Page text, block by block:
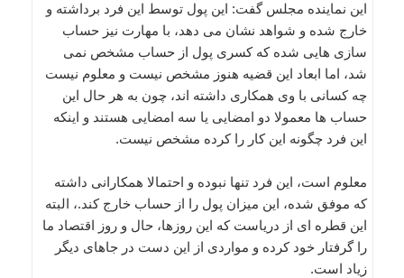
این نماینده مجلس گفت: این پول توسط این فرد برداشته و
خارج شده و شواهد نشان می دهد، با مهارت نیز حساب
سازی هایی شده که کسری پول از حساب مشخص نمی
شد، اما ابعاد این قضیه هنوز مشخص نیست و معلوم نیست
چه کسانی با وی همکاری داشته اند، چون به هر حال این
حساب ها معمولا دو امضایی یا سه امضایی هستند و اینکه
این فرد چگونه این کار را کرده مشخص نیست.
معلوم است، این فرد تنها نبوده و احتمالا همکارانی داشته
که موفق شده، این میزان پول را از حساب خارج کند.، البته
این قطره ای از دریاست که این روزها، حال و روز اقتصاد ما
را گرفتار خود کرده و مواردی از این دست در جاهای دیگر
زیاد است.